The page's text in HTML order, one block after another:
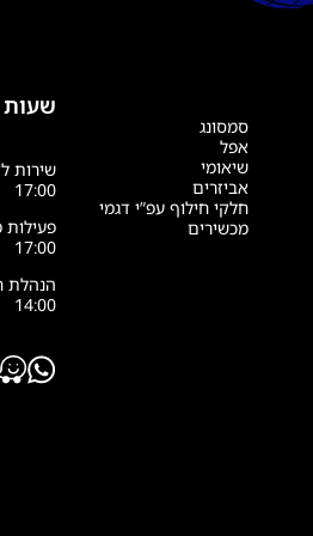
סמסונג
אפל
שיאומי
אביזרים
חלקי חילוף עפ”י דגמי
מכשירים
שעות
17:00
17:00
14:00